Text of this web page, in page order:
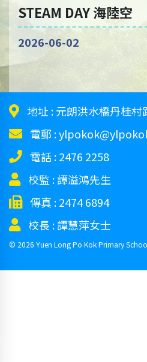
STEAM DAY 海陸空
2026-06-02
地址 :元朗洪水橋丹桂村
電郵 :
電話 :2476 2258
校監 :譚溢鴻先生
傳真 :2474 6894
校長 :譚慧萍女士
© 2026 Yuen Long Po Kok Primary